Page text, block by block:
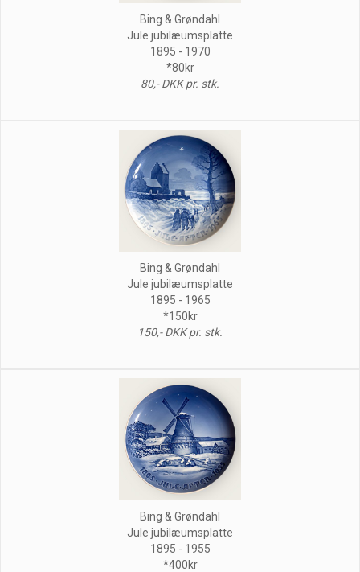
Bing & Grøndahl
Jule jubilæumsplatte
1895 - 1970
*80kr
80,- DKK pr. stk.
Bing & Grøndahl
Jule jubilæumsplatte
1895 - 1965
*150kr
150,- DKK pr. stk.
Bing & Grøndahl
Jule jubilæumsplatte
1895 - 1955
*400kr